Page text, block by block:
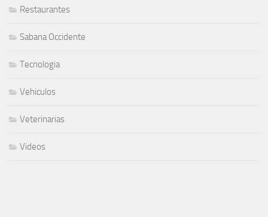
Restaurantes
Sabana Occidente
Tecnologia
Vehiculos
Veterinarias
Videos